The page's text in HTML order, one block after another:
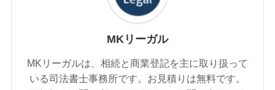
MKリーガル
MKリーガルは、相続と商業登記を主に取り扱って
いる司法書士事務所です。お見積りは無料です。